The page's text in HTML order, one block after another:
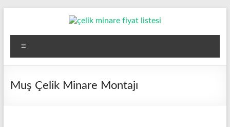
Çelik
Minare,
Çelik
Muş Çelik Minare Montajı